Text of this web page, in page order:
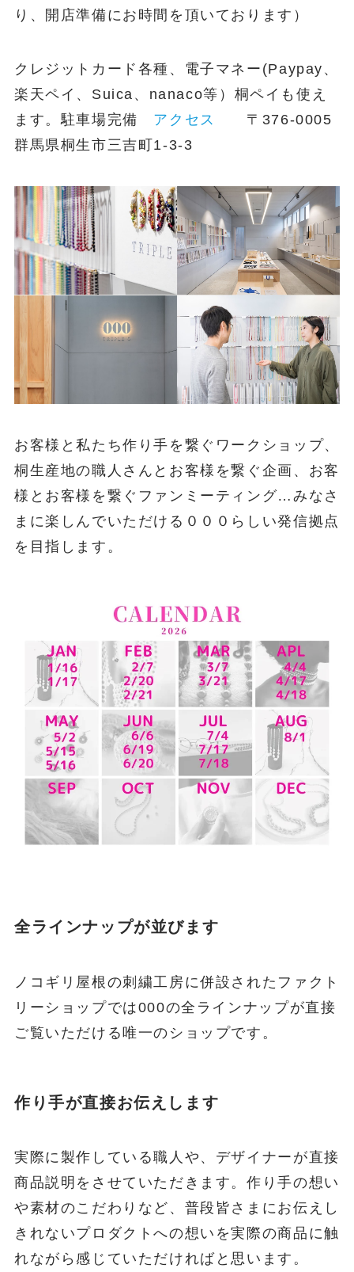
り、開店準備にお時間を頂いております）
クレジットカード各種、電子マネー(Paypay、
楽天ペイ、Suica、nanaco等）桐ペイも使え
ます。駐車場完備 アクセス
〒376-0005
群馬県桐生市三吉町1-3-3
お客様と私たち作り手を繋ぐワークショップ、
桐生産地の職人さんとお客様を繋ぐ企画、お客
様とお客様を繋ぐファンミーティング…みなさ
まに楽しんでいただける０００らしい発信拠点
を目指します。
全ラインナップが並びます
ノコギリ屋根の刺繍工房に併設されたファクト
リーショップでは000の全ラインナップが直接
ご覧いただける唯一のショップです。
作り手が直接お伝えします
実際に製作している職人や、デザイナーが直接
商品説明をさせていただきます。作り手の想い
や素材のこだわりなど、普段皆さまにお伝えし
きれないプロダクトへの想いを実際の商品に触
れながら感じていただければと思います。